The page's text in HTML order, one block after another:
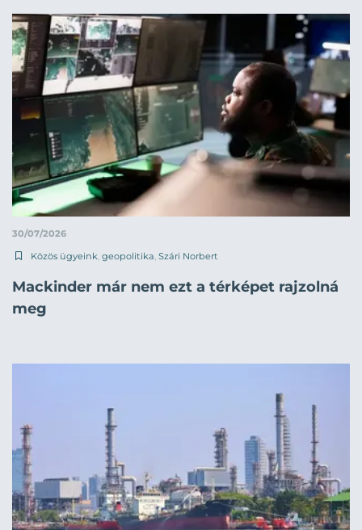
30/07/2026
Közös ügyeink, geopolitika, Szári Norbert
Mackinder már nem ezt a térképet rajzolná
meg